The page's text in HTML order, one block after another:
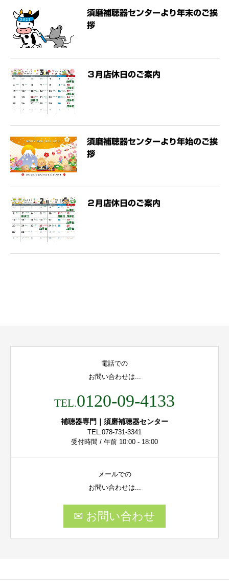
須磨補聴器センターより年末のご挨
拶
３月店休日のご案内
須磨補聴器センターより年始のご挨
拶
２月店休日のご案内
電話での
お問い合わせは...
TEL.0120-09-4133
補聴器専門｜須磨補聴器センター
TEL:078-731-3341
受付時間 / 午前 10:00 - 18:00
メールでの
お問い合わせは...
✉ お問い合わせ